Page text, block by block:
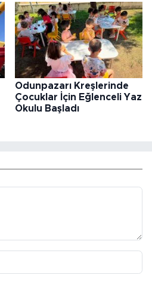
Odunpazarı Kreşlerinde
Çocuklar İçin Eğlenceli Yaz
Okulu Başladı